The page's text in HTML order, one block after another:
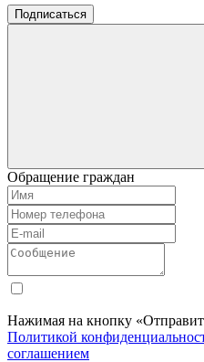
Подписаться
Обращение граждан
Нажимая на кнопку
Политикой
соглашением